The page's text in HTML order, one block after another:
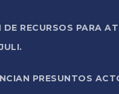
DE RECURSOS PARA
PRESUNTOS